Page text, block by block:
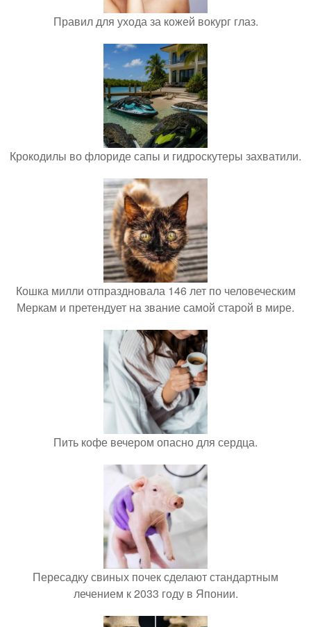
Правил для ухода за кожей вокург глаз.
Крокодилы во флориде сапы и гидроскутеры захватили.
Кошка милли отпраздновала 146 лет по человеческим
Меркам и претендует на звание самой старой в мире.
Пить кофе вечером опасно для сердца.
Пересадку свиных почек сделают стандартным
лечением к 2033 году в Японии.